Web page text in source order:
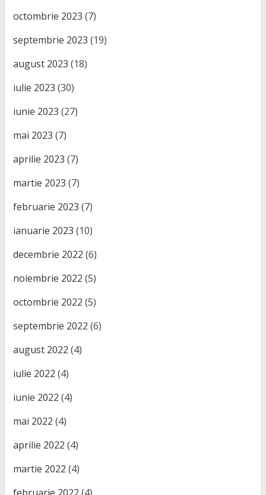
octombrie 2023 (7)
septembrie 2023 (19)
august 2023 (18)
iulie 2023 (30)
iunie 2023 (27)
mai 2023 (7)
aprilie 2023 (7)
martie 2023 (7)
februarie 2023 (7)
ianuarie 2023 (10)
decembrie 2022 (6)
noiembrie 2022 (5)
octombrie 2022 (5)
septembrie 2022 (6)
august 2022 (4)
iulie 2022 (4)
iunie 2022 (4)
mai 2022 (4)
aprilie 2022 (4)
martie 2022 (4)